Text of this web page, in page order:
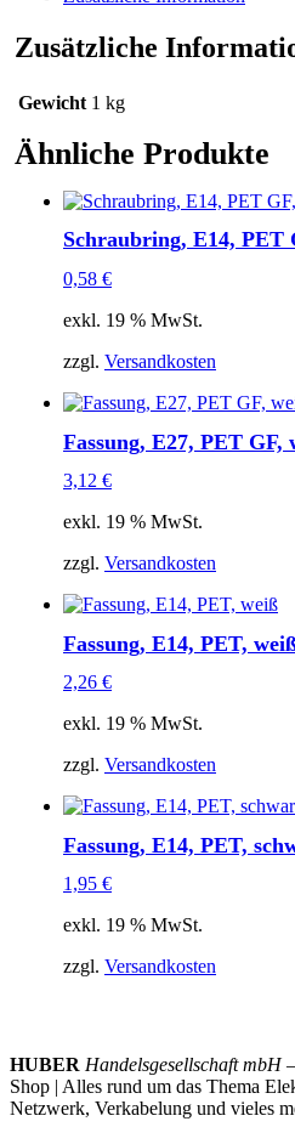
Zusätzliche
Gewicht 1 kg
Ähnliche Produkte
Schraubring, E14, PET
0,58 €
exkl. 19 % MwSt.
zzgl. Versandkosten
Fassung, E27, PET GF,
3,12 €
exkl. 19 % MwSt.
zzgl. Versandkosten
Fassung, E14, PET,
2,26 €
exkl. 19 % MwSt.
zzgl. Versandkosten
Fassung, E14, PET,
1,95 €
exkl. 19 % MwSt.
zzgl. Versandkosten
HUBER Handelsgesellschaft mbH
Shop | Alles rund um das Thema
Netzwerk, Verkabelung und vieles